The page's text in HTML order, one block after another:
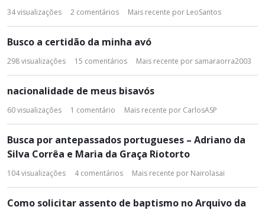
34visualizações 2 comentários Mais recente por LeoSantos
Busco a certidão da minha avó
298visualizações 15 comentários Mais recente por samaraorra2003
nacionalidade de meus bisavós
60visualizações 1 comentário Mais recente por CarlosASP
Busca por antepassados portugueses – Adriano da
Silva Corrêa e Maria da Graça Riotorto
104visualizações 4comentários Mais recente por Nairolasai
Como solicitar assento de baptismo no Arquivo da